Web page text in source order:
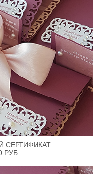
СЕРТИФИКАТ
РУБ.